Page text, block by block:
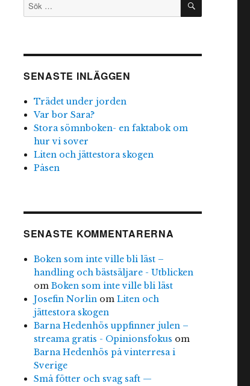
efter:
SENASTE INLÄGGEN
Trädet under jorden
Var bor Sara?
Stora sömnboken- en faktabok om
hur vi sover
Liten och jättestora skogen
Påsen
SENASTE KOMMENTARERNA
Boken som inte ville bli läst –
handling och bästsäljare - Utblicken
omBoken som inte ville bli läst
Josefin Norlin omLiten och
jättestora skogen
Barna Hedenhös uppfinner julen –
streama gratis - Opinionsfokus om
Barna Hedenhös på vinterresa i
Sverige
Små fötter och svag saft —